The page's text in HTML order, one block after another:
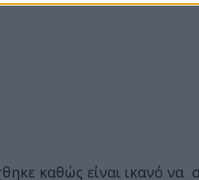
καθώς είναι ικανό να